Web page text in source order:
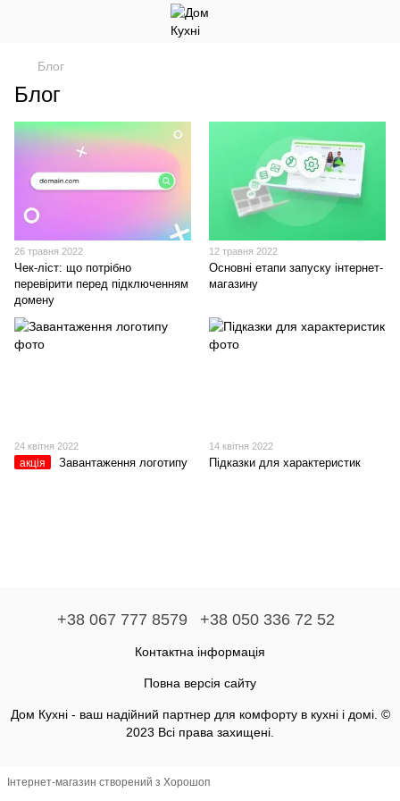
Блог
Блог
26 травня 2022
Чек-ліст: що потрібно
перевірити перед підключенням
домену
12 травня 2022
Основні етапи запуску інтернет-
магазину
24 квітня 2022
акція Завантаження логотипу
14 квітня 2022
Підказки для характеристик
+38 067 777 8579 +38 050 336 72 52
Контактна інформація
Повна версія сайту
Дом Кухні - ваш надійний партнер для комфорту в кухні і домі. ©
2023 Всі права захищені.
Інтернет-магазин створений з Хорошоп